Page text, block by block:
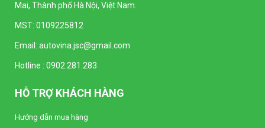
Mai, Thành phố Hà Nội, Việt Nam.
MST: 0109225812
Email: autovina.jsc@gmail.com
Hotline : 0902.281.283
HỖ TRỢ KHÁCH HÀNG
Hướng dẫn mua hàng